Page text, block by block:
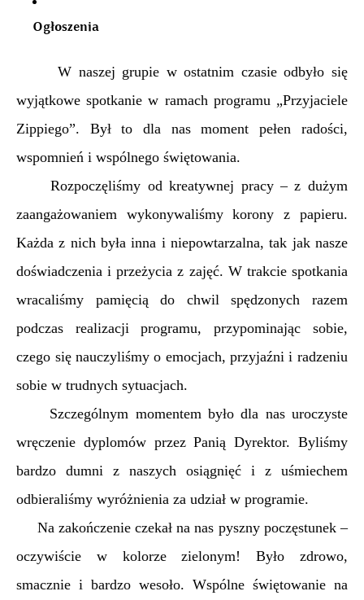
Ogłoszenia
W naszej grupie w ostatnim czasie odbyło się
wyjątkowe spotkanie w ramach programu „Przyjaciele
Zippiego”. Był to dla nas moment pełen radości,
wspomnień i wspólnego świętowania.
Rozpoczęliśmy od kreatywnej pracy – z dużym
zaangażowaniem wykonywaliśmy korony z papieru.
Każda z nich była inna i niepowtarzalna, tak jak nasze
doświadczenia i przeżycia z zajęć. W trakcie spotkania
wracaliśmy pamięcią do chwil spędzonych razem
podczas realizacji programu, przypominając sobie,
czego się nauczyliśmy o emocjach, przyjaźni i radzeniu
sobie w trudnych sytuacjach.
Szczególnym momentem było dla nas uroczyste
wręczenie dyplomów przez Panią Dyrektor. Byliśmy
bardzo dumni z naszych osiągnięć i z uśmiechem
odbieraliśmy wyróżnienia za udział w programie.
Na zakończenie czekał na nas pyszny poczęstunek –
oczywiście w kolorze zielonym! Było zdrowo,
smacznie i bardzo wesoło. Wspólne świętowanie na